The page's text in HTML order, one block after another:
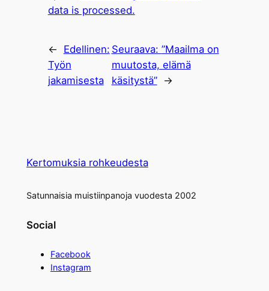
data is processed.
←
Edellinen:
Työn
jakamisesta
Seuraava: ”Maailma on
muutosta, elämä
käsitystä”
→
Kertomuksia rohkeudesta
Satunnaisia muistiinpanoja vuodesta 2002
Social
Facebook
Instagram